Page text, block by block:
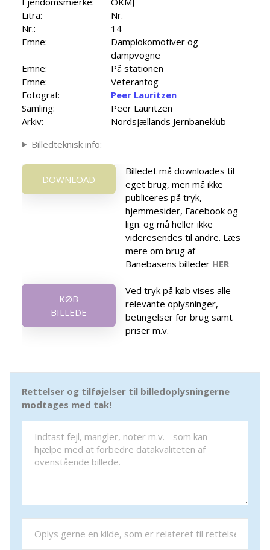
Litra:
Nr.
Nr.:
14
Emne:
Damplokomotiver og
dampvogne
Emne:
På stationen
Emne:
Veterantog
Fotograf:
Peer Lauritzen
Samling:
Peer Lauritzen
Arkiv:
Nordsjællands Jernbaneklub
Billedteknisk info:
DOWNLOAD
Billedet må downloades til
eget brug, men må ikke
publiceres på tryk,
hjemmesider, Facebook og
lign. og må heller ikke
videresendes til andre. Læs
mere om brug af
Banebasens billeder HER
KØB
BILLEDE
Ved tryk på køb vises alle
relevante oplysninger,
betingelser for brug samt
priser m.v.
Rettelser og tilføjelser til billedoplysningerne
modtages med tak!